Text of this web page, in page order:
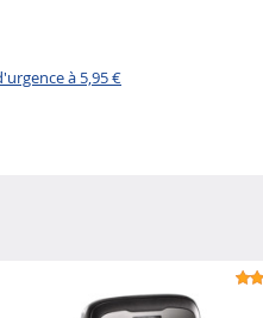
à 5,95 €